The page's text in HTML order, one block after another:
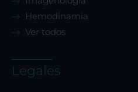
Hemodinamia
Ver todos
Legales
Sistema de